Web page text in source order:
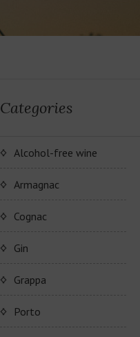
Categories
Alcohol-free wine
JP. Chenet Alcohol Free
Серия вин JP. Chenet
Arthur Merz Alcohol Free
Appalina Alcohol Free
Серия вин Appalina
Alcohol Free
Armagnac
Cognac
Коньячный Дом Camus
Коньяк Camus
Gin
Grappa
Porto